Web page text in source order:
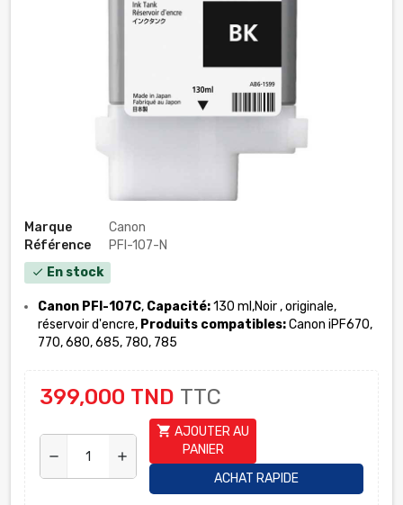
Marque
Canon
Référence
PFI-107-N
check En stock
Canon PFI-107C, Capacité:130 ml,Noir, originale,
réservoir d'encre, Produits compatibles:Canon iPF670,
770, 680, 685, 780, 785
399,000 TND TTC
remove add
shopping_cart AJOUTER AU
PANIER
ACHAT RAPIDE